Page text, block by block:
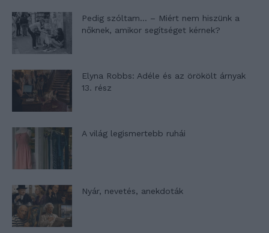
Pedig szóltam… – Miért nem hiszünk a
nőknek, amikor segítséget kérnek?
Elyna Robbs: Adéle és az örökölt árnyak
13. rész
A világ legismertebb ruhái
Nyár, nevetés, anekdoták